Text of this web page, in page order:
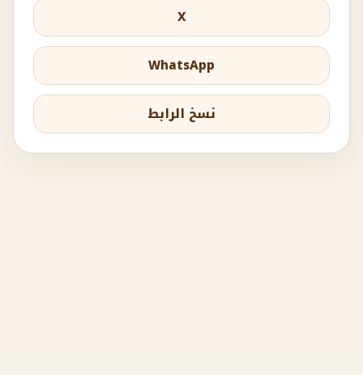
X
WhatsApp
نسخ الرابط